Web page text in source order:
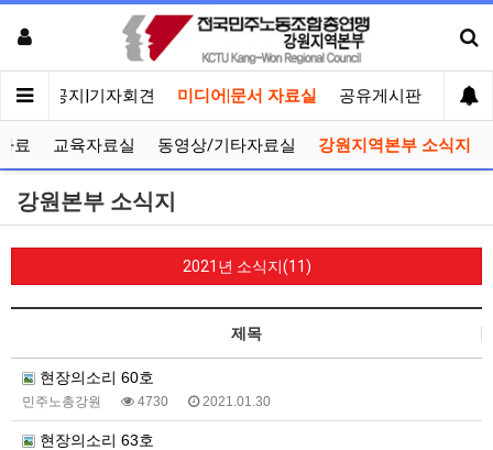
인 공지|기자회견 미디어|문서 자료실 공유게시판 선거
료 교육자료실 동영상/기타자료실 강원지역본부 소식지
강원본부 소식지
2021년 소식지(11)
제목
현장의소리 60호
민주노총강원 4730 2021.01.30
현장의소리 63호